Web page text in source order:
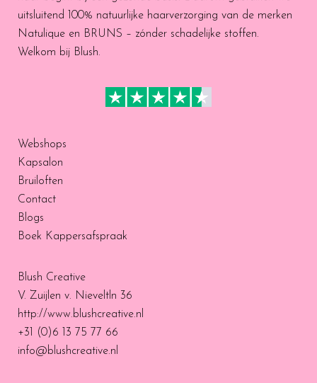
uitsluitend 100% natuurlijke haarverzorging van de merken
Natulique en BRUNS – zónder schadelijke stoffen.
Welkom bij Blush.
Webshops
Kapsalon
Bruiloften
Contact
Blogs
Boek Kappersafspraak
Blush Creative
V. Zuijlen v. Nieveltln 36
http://www.blushcreative.nl
+31 (0)6 13 75 77 66
info@blushcreative.nl